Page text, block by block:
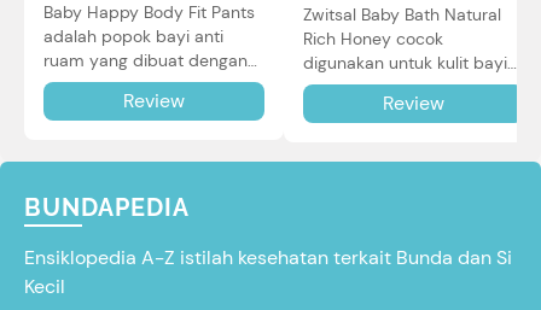
Baby Happy Body Fit Pants
adalah popok bayi anti
ruam yang dibuat dengan
teknologi Air Through
Technology.Review
Zwitsal Baby Bath Natural
Rich Honey cocok
digunakan untuk kulit bayi
baru lahir bahkan kulit
sensitif sekalipun. Simak
Review
BUNDAPEDIA
Ensiklopedia A-Z istilah kesehatan terkait Bunda dan Si
Kecil